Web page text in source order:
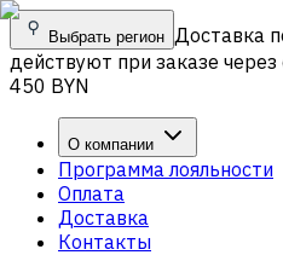
Выбрать регион Доставка
действуют при заказе
450 BYN
О компании
Программа лояльности
Оплата
Доставка
Контакты